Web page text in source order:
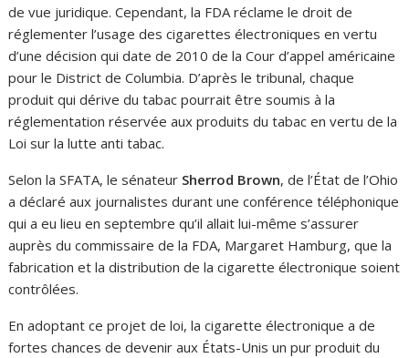
de vue juridique. Cependant, la FDA réclame le droit de
réglementer l’usage des cigarettes électroniques en vertu
d’une décision qui date de 2010 de la Cour d’appel américaine
pour le District de Columbia. D’après le tribunal, chaque
produit qui dérive du tabac pourrait être soumis à la
réglementation réservée aux produits du tabac en vertu de la
Loi sur la lutte anti tabac.
Selon la SFATA, le sénateur Sherrod Brown, de l’État de l’Ohio
a déclaré aux journalistes durant une conférence téléphonique
qui a eu lieu en septembre qu’il allait lui-même s’assurer
auprès du commissaire de la FDA, Margaret Hamburg, que la
fabrication et la distribution de la cigarette électronique soient
contrôlées.
En adoptant ce projet de loi, la cigarette électronique a de
fortes chances de devenir aux États-Unis un pur produit du